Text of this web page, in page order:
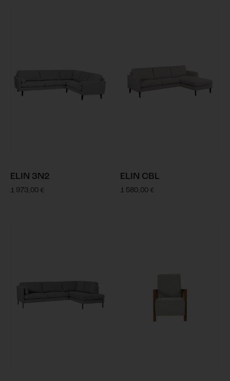
ELIN 3N2
1 973,00 €
ELIN CBL
1 580,00 €